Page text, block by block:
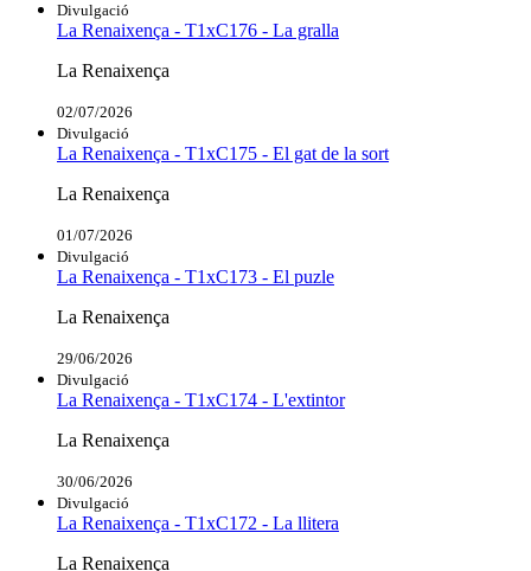
Divulgació
La Renaixença - T1xC176 - La gralla
La Renaixença
02/07/2026
Divulgació
La Renaixença - T1xC175 - El gat de la sort
La Renaixença
01/07/2026
Divulgació
La Renaixença - T1xC173 - El puzle
La Renaixença
29/06/2026
Divulgació
La Renaixença - T1xC174 - L'extintor
La Renaixença
30/06/2026
Divulgació
La Renaixença - T1xC172 - La llitera
La Renaixença